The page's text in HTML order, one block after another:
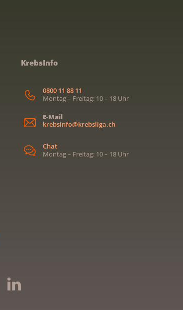
KrebsInfo
0800 11 88 11
Montag – Freitag: 10 – 18 Uhr
E-Mail
krebsinfo@krebsliga.ch
Chat
Montag – Freitag: 10 – 18 Uhr